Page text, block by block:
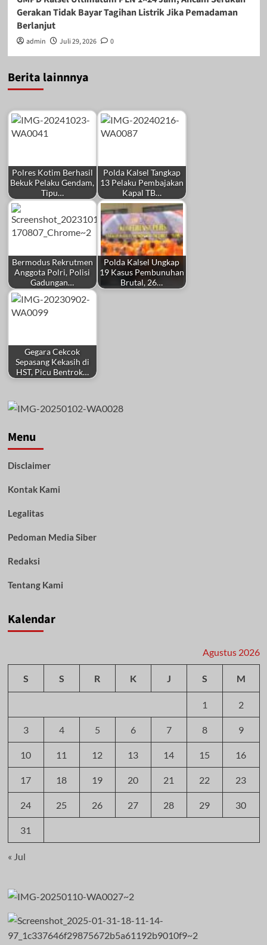
Gerakan Tidak Bayar Tagihan Listrik Jika Pemadaman
Berlanjut
admin Juli 29, 2026 0
Berita lainnnya
Polres Kotim Berhasil
Bekuk Pelaku Gendam,
Tipu…
Polda Kalsel Tangkap
13 Pelaku Pembajakan
Kapal TB…
Bermodus Rekrutmen
Anggota Polri, Polisi
Gadungan…
Polda Kalsel Ungkap
19 Kasus Pembunuhan
Brutal, 26…
Gegara Cekcok
Sepasang Kekasih di
HST, Picu Bentrok…
Menu
Disclaimer
Kontak Kami
Legalitas
Pedoman Media Siber
Redaksi
Tentang Kami
Kalendar
Agustus 2026
S S R K J S M
1 2
3 4 5 6 7 8 9
10 11 12 13 14 15 16
17 18 19 20 21 22 23
24 25 26 27 28 29 30
31
« Jul